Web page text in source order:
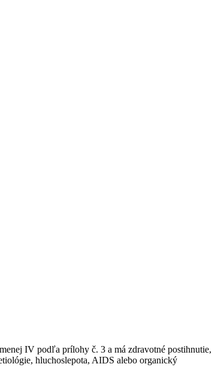
IV podľa prílohy č. 3 a má zdravotné postihnutie,
hluchoslepota, AIDS alebo organický